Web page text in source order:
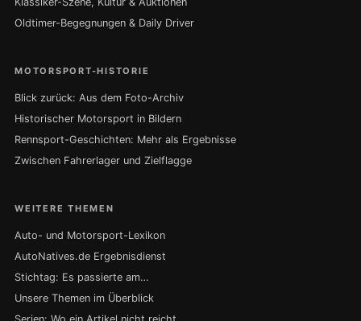
Oldtimer-Begegnungen & Daily Driver
MOTORSPORT-HISTORIE
Blick zurück: Aus dem Foto-Archiv
Historischer Motorsport in Bildern
Rennsport-Geschichten: Mehr als Ergebnisse
Zwischen Fahrerlager und Zielflagge
WEITERE THEMEN
Auto- und Motorsport-Lexikon
AutoNatives.de Ergebnisdienst
Stichtag: Es passierte am…
Unsere Themen im Überblick